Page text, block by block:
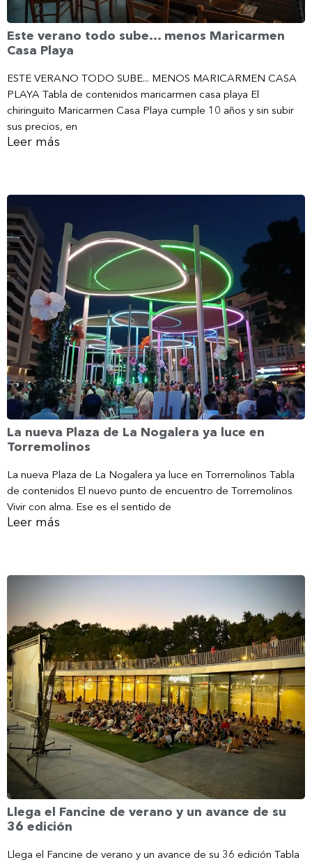
Este verano todo sube… menos Maricarmen
Casa Playa
ESTE VERANO TODO SUBE... MENOS MARICARMEN CASA
PLAYA Tabla de contenidos maricarmen casa playa El
chiringuito Maricarmen Casa Playa cumple 10 años y sin subir
sus precios, en
Leer más
La nueva Plaza de La Nogalera ya luce en
Torremolinos
La nueva Plaza de La Nogalera ya luce en Torremolinos Tabla
de contenidos El nuevo punto de encuentro de Torremolinos
Vivir con alma. Ese es el sentido de
Leer más
Llega el Fancine de verano y un avance de su
36 edición
Llega el Fancine de verano y un avance de su 36 edición Tabla